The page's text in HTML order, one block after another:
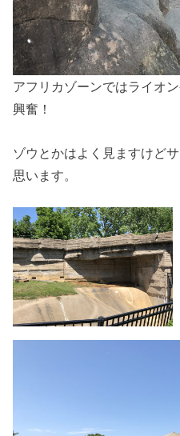
アフリカゾーンではライオ
興奮！
ゾウとかはよく見ますけど
思います。